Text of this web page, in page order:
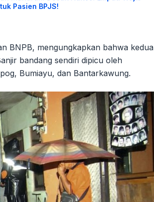
Pasien BPJS!
BNPB, mengungkapkan bahwa kedua
bandang sendiri dipicu oleh
Bumiayu, dan Bantarkawung.